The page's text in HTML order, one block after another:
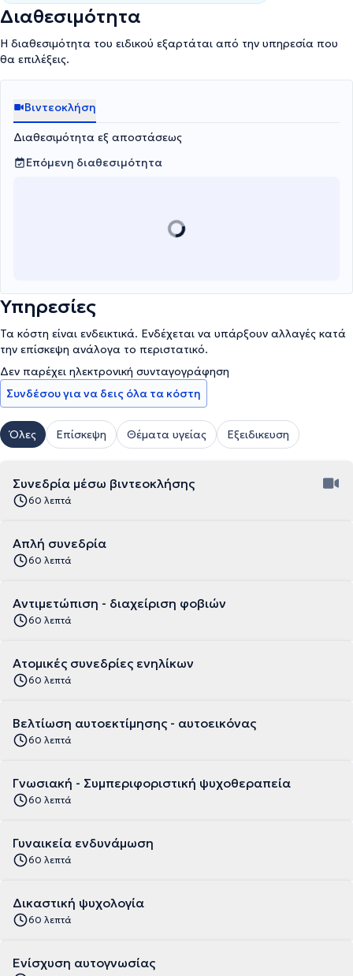
Διαθεσιμότητα
Η διαθεσιμότητα του ειδικού εξαρτάται από την υπηρεσία που
θα επιλέξεις.
Βιντεοκλήση
Διαθεσιμότητα εξ αποστάσεως
Επόμενη διαθεσιμότητα
Υπηρεσίες
Τα κόστη είναι ενδεικτικά. Ενδέχεται να υπάρξουν αλλαγές κατά
την επίσκεψη ανάλογα το περιστατικό.
Δεν παρέχει ηλεκτρονική συνταγογράφηση
Συνδέσου για να δεις όλα τα κόστη
Όλες Επίσκεψη Θέματα υγείας Εξειδικευση
Συνεδρία μέσω βιντεοκλήσης
60 λεπτά
Απλή συνεδρία
60 λεπτά
Αντιμετώπιση - διαχείριση φοβιών
60 λεπτά
Ατομικές συνεδρίες ενηλίκων
60 λεπτά
Βελτίωση αυτοεκτίμησης - αυτοεικόνας
60 λεπτά
Γνωσιακή - Συμπεριφοριστική ψυχοθεραπεία
60 λεπτά
Γυναικεία ενδυνάμωση
60 λεπτά
Δικαστική ψυχολογία
60 λεπτά
Ενίσχυση αυτογνωσίας